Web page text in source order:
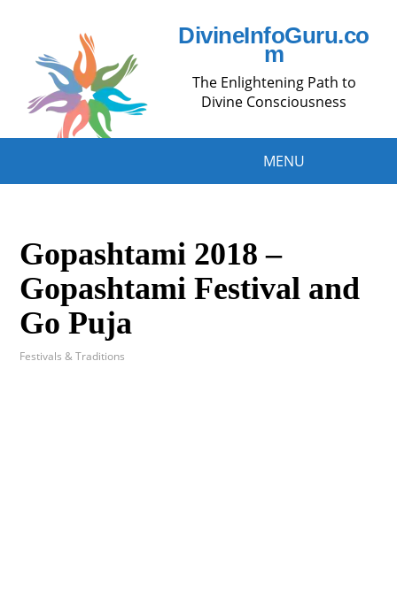
DivineInfoGuru.co
m
The Enlightening Path to
Divine Consciousness
MENU
Gopashtami 2018 –
Gopashtami Festival and
Go Puja
Festivals & Traditions